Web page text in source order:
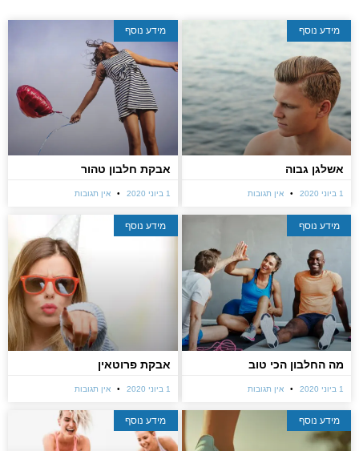
מידע נוסף
אשלגן גבוה
1 ביוני 2020 אין תגובות
מידע נוסף
אבקת חלבון טהור
1 ביוני 2020 אין תגובות
מידע נוסף
מה החלבון הכי טוב
1 ביוני 2020 אין תגובות
מידע נוסף
אבקת פרוטאין
1 ביוני 2020 אין תגובות
מידע נוסף מידע נוסף